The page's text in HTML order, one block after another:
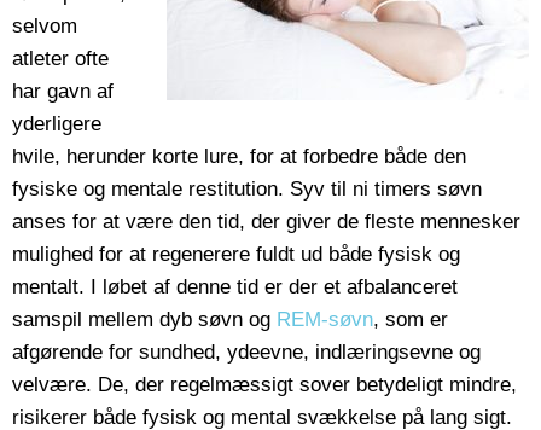
selvom
atleter ofte
har gavn af
yderligere
hvile, herunder korte lure, for at forbedre både den
fysiske og mentale restitution. Syv til ni timers søvn
anses for at være den tid, der giver de fleste mennesker
mulighed for at regenerere fuldt ud både fysisk og
mentalt. I løbet af denne tid er der et afbalanceret
samspil mellem dyb søvn og REM-søvn, som er
afgørende for sundhed, ydeevne, indlæringsevne og
velvære. De, der regelmæssigt sover betydeligt mindre,
risikerer både fysisk og mental svækkelse på lang sigt.